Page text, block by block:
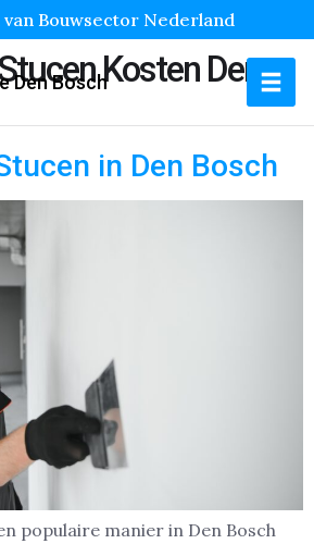
Bouwsector Nederland
Den BoschKosten Den
in Den Bosch
populaire manier in Den Bosch